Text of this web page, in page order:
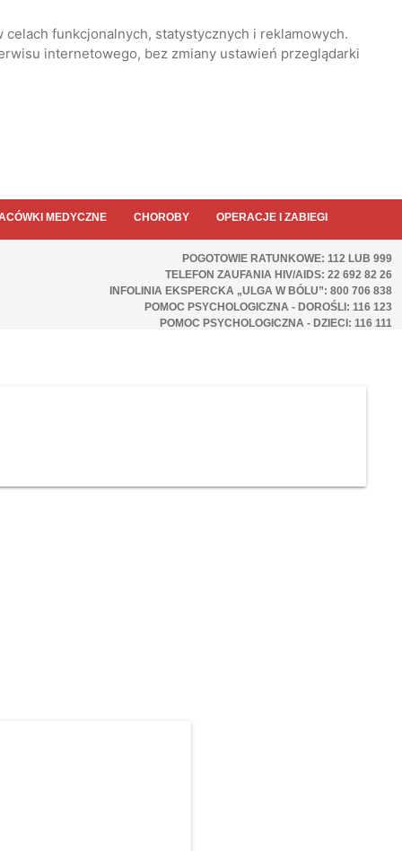
funkcjonalnych, statystycznych i reklamowych.
internetowego, bez zmiany ustawień przeglądarki
MEDYCZNE CHOROBY OPERACJE I ZABIEGI
POGOTOWIE RATUNKOWE: 112 LUB 999
TELEFON ZAUFANIA HIV/AIDS: 22 692 82 26
INFOLINIA EKSPERCKA „ULGA W BÓLU”: 800 706 838
POMOC PSYCHOLOGICZNA - DOROŚLI: 116 123
POMOC PSYCHOLOGICZNA - DZIECI: 116 111